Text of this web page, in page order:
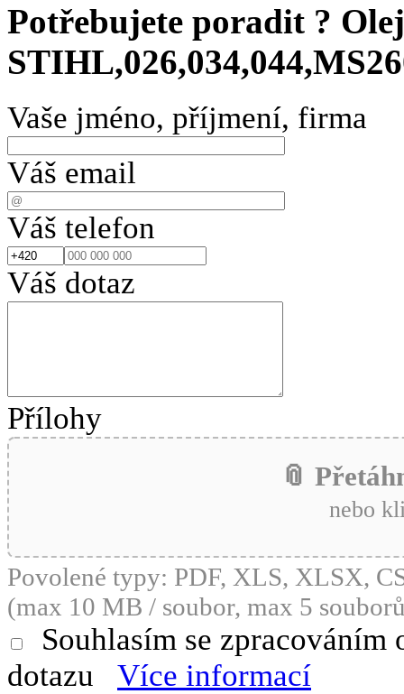
Potřebujete poradit ?
Vaše jméno, příjmení, firma
Váš email
Váš telefon
Váš dotaz
Přílohy
📎
nebo
Povolené typy: PDF, XLS, XLSX,
(max 10 MB / soubor, max 5
Souhlasím se
dotazu
Více informací